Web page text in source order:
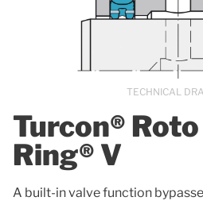
Turcon®
Ring® V
A built-in valve function
TECHNICAL